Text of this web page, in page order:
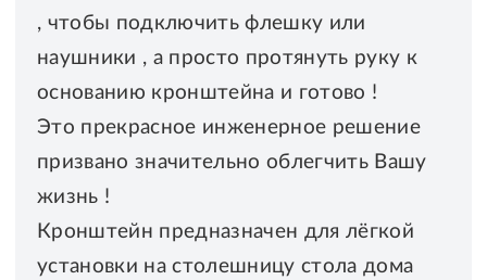
, чтобы подключить флешку или
наушники , а просто протянуть руку к
основанию кронштейна и готово !
Это прекрасное инженерное решение
призвано значительно облегчить Вашу
жизнь !
Кронштейн предназначен для лёгкой
установки на столешницу стола дома